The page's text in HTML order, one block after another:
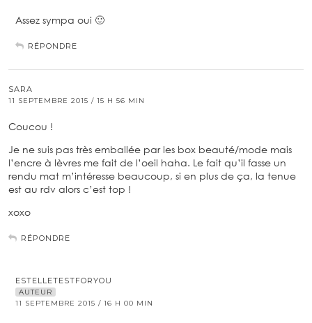
Assez sympa oui 🙂
RÉPONDRE
SARA
11 SEPTEMBRE 2015 / 15 H 56 MIN
Coucou !
Je ne suis pas très emballée par les box beauté/mode mais
l’encre à lèvres me fait de l’oeil haha. Le fait qu’il fasse un
rendu mat m’intéresse beaucoup, si en plus de ça, la tenue
est au rdv alors c’est top !
xoxo
RÉPONDRE
ESTELLETESTFORYOU
AUTEUR
11 SEPTEMBRE 2015 / 16 H 00 MIN